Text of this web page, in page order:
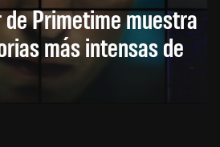
Primetime muestra
más intensas de